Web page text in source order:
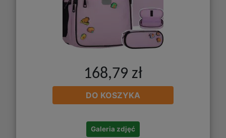
168,79 zł
DO KOSZYKA
Galeria zdjęć